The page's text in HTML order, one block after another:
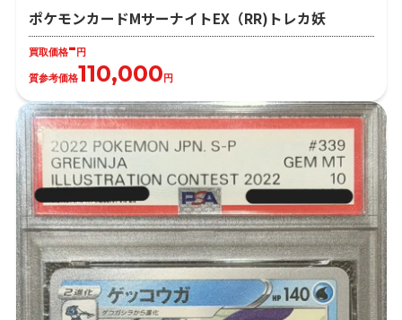
ポケモンカードMサーナイトEX（RR)トレカ妖
買取価格- 円
質参考価格110,000 円